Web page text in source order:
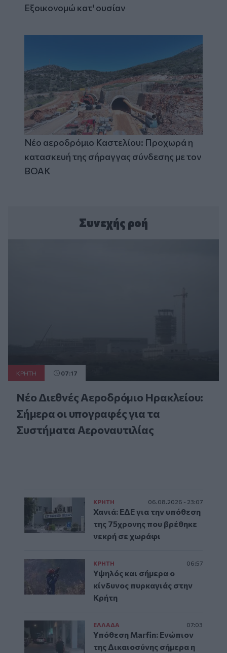
Εξοικονομώ κατ' ουσίαν
Νέο αεροδρόμιο Καστελίου: Προχωρά η
κατασκευή της σήραγγας σύνδεσης με τον
ΒΟΑΚ
Συνεχής ροή
ΚΡΗΤΗ 07:17
Νέο Διεθνές Αεροδρόμιο Ηρακλείου:
Σήμερα οι υπογραφές για τα
Συστήματα Αεροναυτιλίας
ΚΡΗΤΗ 06.08.2026 - 23:07
Χανιά: ΕΔΕ για την υπόθεση
της 75χρονης που βρέθηκε
νεκρή σε χωράφι
ΚΡΗΤΗ 06:57
Υψηλός και σήμερα ο
κίνδυνος πυρκαγιάς στην
Κρήτη
ΕΛΛAΔΑ 07:03
Υπόθεση Marfin: Ενώπιον
της Δικαιοσύνης σήμερα η